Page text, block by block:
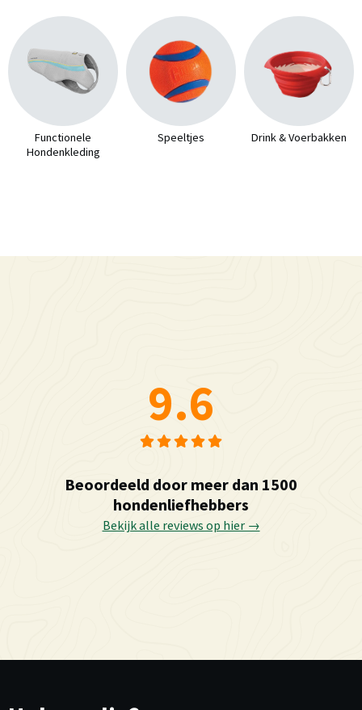
Functionele
Hondenkleding
Speeltjes Drink & Voerbakken
9.6
Beoordeeld door meer dan 1500
hondenliefhebbers
Bekijk alle reviews op hier →